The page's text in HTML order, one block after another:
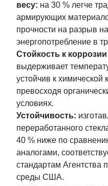
весу: на 30 % легче
армирующих
прочности на разрыв
энергопотребление в
Стойкость к
выдерживает
устойчив к химической
превосходя
условиях.
Устойчивость:
переработанного
40 % ниже по
аналогами,
стандартам Агентства
среды США.